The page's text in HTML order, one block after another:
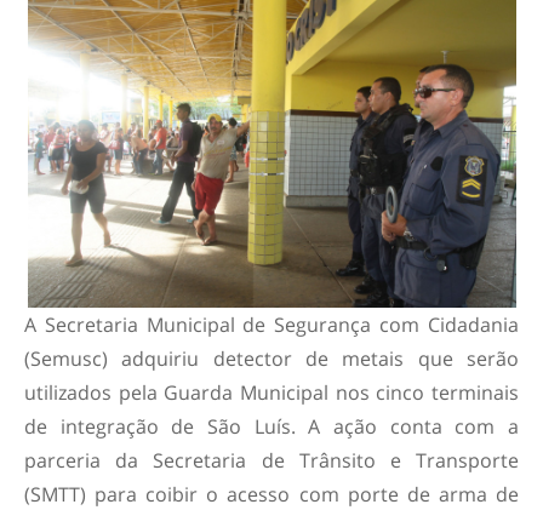
A Secretaria Municipal de Segurança com Cidadania
(Semusc) adquiriu detector de metais que serão
utilizados pela Guarda Municipal nos cinco terminais
de integração de São Luís. A ação conta com a
parceria da Secretaria de Trânsito e Transporte
(SMTT) para coibir o acesso com porte de arma de